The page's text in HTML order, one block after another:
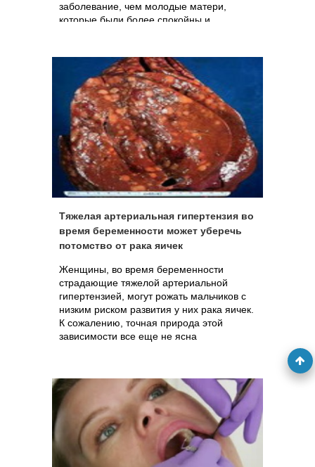
заболевание, чем молодые матери,
которые были более спокойны и
Тяжелая артериальная гипертензия во
время беременности может уберечь
потомство от рака яичек
Женщины, во время беременности
страдающие тяжелой артериальной
гипертензией, могут рожать мальчиков с
низким риском развития у них рака яичек.
К сожалению, точная природа этой
зависимости все еще не ясна